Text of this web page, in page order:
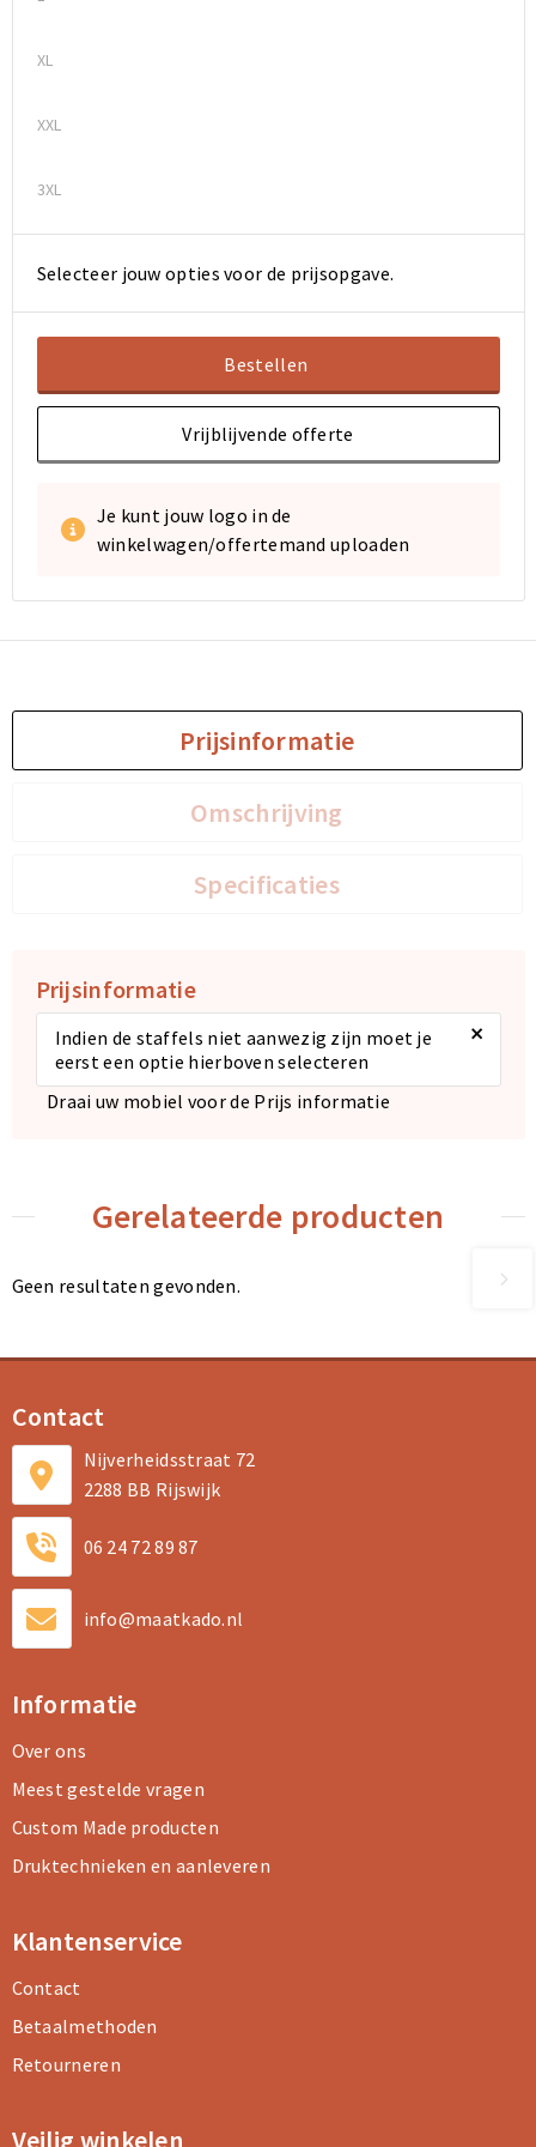
Sporttassen
Toilettassen
Heuptassen
Boodschappentassen
Sporttassen
Toilettassen
Heuptassen
Boodschappentassen
XL
XXL
3XL
Selecteer jouw opties voor de prijsopgave.
Bestellen
Vrijblijvende offerte
Je kunt jouw logo in de
winkelwagen/offertemand uploaden
Prijsinformatie
Omschrijving
Specificaties
Prijsinformatie
Indien de staffels niet aanwezig zijn moet je
eerst een optie hierboven selecteren
×
Draai uw mobiel voor de Prijs informatie
Gerelateerde producten
Geen resultaten gevonden.
Contact
Nijverheidsstraat 72
2288 BB Rijswijk
06 24 72 89 87
info@maatkado.nl
Informatie
Over ons
Meest gestelde vragen
Custom Made producten
Druktechnieken en aanleveren
Klantenservice
Contact
Betaalmethoden
Retourneren
Veilig winkelen